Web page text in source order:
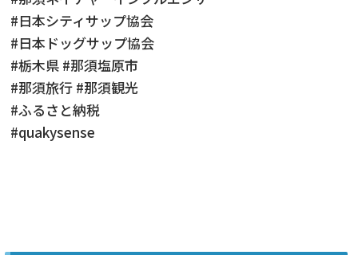
#日本シティサップ協会
#日本ドッグサップ協会
#栃木県 #那須塩原市
#那須旅行 #那須観光
#ふるさと納税
#quakysense